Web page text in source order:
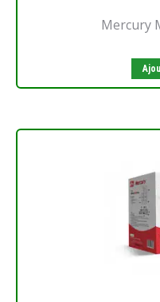
Mercury